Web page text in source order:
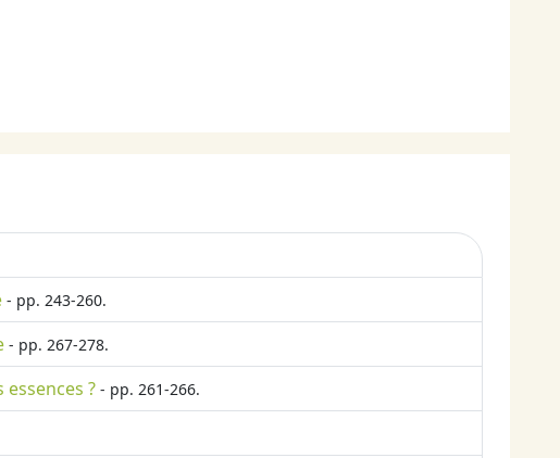
- pp. 243-260.
- pp. 267-278.
? - pp. 261-266.